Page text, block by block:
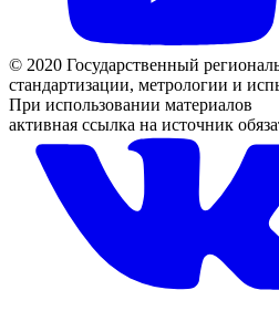
© 2020 Государственный
стандартизации, метрологии и
При использовании материалов
активная ссылка на источник